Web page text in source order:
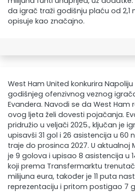
da igrač traži godišnju plaću od 2,1
opisuje kao značajno.
West Ham United konkurira
godišnjeg ofenzivnog veznog
Evandera. Navodi se da West Ham
ovog ljeta želi dovesti pojačanja.
pridružio u veljači 2025., ključan je
upisavši 31 gol i 26 asistencija u 60
traje do prosinca 2027. U aktualnoj
je 9 golova i upisao 8 asistencija u
koji prema Transfermarktu
milijuna eura, također je 11 puta
reprezentaciju i pritom postigao 7